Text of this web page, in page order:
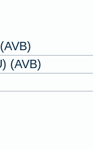
(AVB)